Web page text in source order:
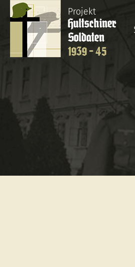
Projekt
Hultschiner
Soldaten
1939 - 45